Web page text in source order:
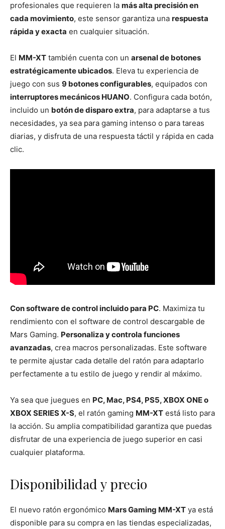
profesionales que requieren la más alta precisión en
cada movimiento, este sensor garantiza una respuesta
rápida y exacta en cualquier situación.
El MM-XT también cuenta con un arsenal de botones
estratégicamente ubicados. Eleva tu experiencia de
juego con sus 9 botones configurables, equipados con
interruptores mecánicos HUANO. Configura cada botón,
incluido un botón de disparo extra, para adaptarse a tus
necesidades, ya sea para gaming intenso o para tareas
diarias, y disfruta de una respuesta táctil y rápida en cada
clic.
Con software de control incluido para PC. Maximiza tu
rendimiento con el software de control descargable de
Mars Gaming. Personaliza y controla funciones
avanzadas, crea macros personalizadas. Este software
te permite ajustar cada detalle del ratón para adaptarlo
perfectamente a tu estilo de juego y rendir al máximo.
Ya sea que juegues en PC, Mac, PS4, PS5, XBOX ONE o
XBOX SERIES X-S, el ratón gaming MM-XT está listo para
la acción. Su amplia compatibilidad garantiza que puedas
disfrutar de una experiencia de juego superior en casi
cualquier plataforma.
Disponibilidad y precio
El nuevo ratón ergonómico Mars Gaming MM-XT ya está
disponible para su compra en las tiendas especializadas,